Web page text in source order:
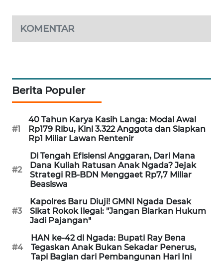
KOMENTAR
Berita Populer
#1
40 Tahun Karya Kasih Langa: Modal Awal
Rp179 Ribu, Kini 3.322 Anggota dan Siapkan
Rp1 Miliar Lawan Rentenir
#2
Di Tengah Efisiensi Anggaran, Dari Mana
Dana Kuliah Ratusan Anak Ngada? Jejak
Strategi RB-BDN Menggaet Rp7,7 Miliar
Beasiswa
#3
Kapolres Baru Diuji! GMNI Ngada Desak
Sikat Rokok Ilegal: "Jangan Biarkan Hukum
Jadi Pajangan"
#4
HAN ke-42 di Ngada: Bupati Ray Bena
Tegaskan Anak Bukan Sekadar Penerus,
Tapi Bagian dari Pembangunan Hari Ini
WALINKI
ID
MARTABAT
NET
PLN
WATCH
MKLI
LPKKI
LKKI
KOPEKLIN